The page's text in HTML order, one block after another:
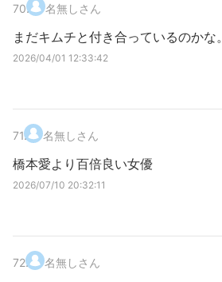
70. 名無しさん
まだキムチと付き合っているのかな。
2026/04/01 12:33:42
71. 名無しさん
橋本愛より百倍良い女優
2026/07/10 20:32:11
72. 名無しさん